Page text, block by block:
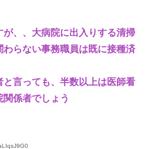
が、、大病院に出入りする清掃
らない事務職員は既に接種済
言っても、半数以上は医師看
係者でしょう